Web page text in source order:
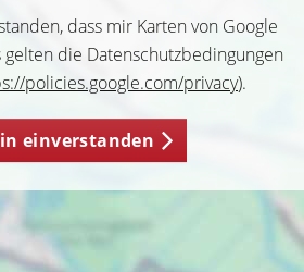
dass mir Karten von Google
gelten die Datenschutzbedingungen
policies.google.com/privacy).
einverstanden